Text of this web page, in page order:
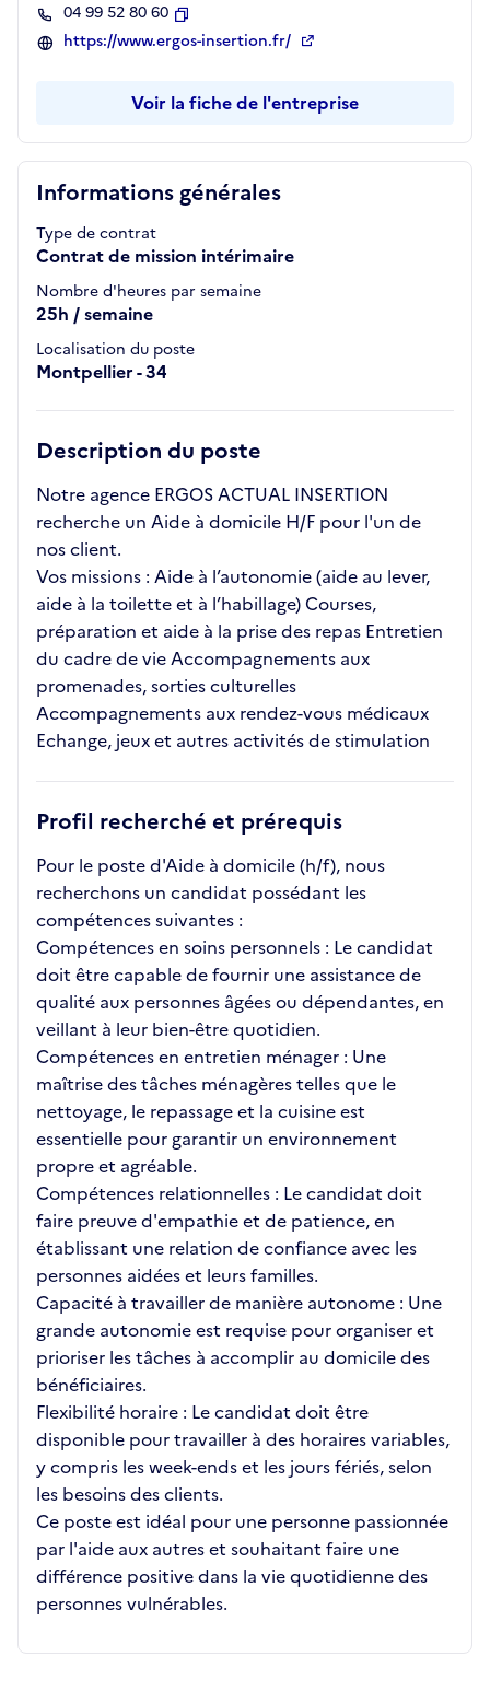
Informations générales
Type de contrat
Contrat de mission intérimaire
Nombre d'heures par semaine
25h / semaine
Localisation du poste
Montpellier - 34
Description du poste
Notre agence ERGOS ACTUAL INSERTION
recherche un Aide à domicile H/F pour l'un de
nos client.
Vos missions : Aide à l’autonomie (aide au lever,
aide à la toilette et à l’habillage) Courses,
préparation et aide à la prise des repas Entretien
du cadre de vie Accompagnements aux
promenades, sorties culturelles
Accompagnements aux rendez-vous médicaux
Echange, jeux et autres activités de stimulation
Profil recherché et prérequis
Pour le poste d'Aide à domicile (h/f), nous
recherchons un candidat possédant les
compétences suivantes :
Compétences en soins personnels : Le candidat
doit être capable de fournir une assistance de
qualité aux personnes âgées ou dépendantes, en
veillant à leur bien-être quotidien.
Compétences en entretien ménager : Une
maîtrise des tâches ménagères telles que le
nettoyage, le repassage et la cuisine est
essentielle pour garantir un environnement
propre et agréable.
Compétences relationnelles : Le candidat doit
faire preuve d'empathie et de patience, en
établissant une relation de confiance avec les
personnes aidées et leurs familles.
Capacité à travailler de manière autonome : Une
grande autonomie est requise pour organiser et
prioriser les tâches à accomplir au domicile des
bénéficiaires.
Flexibilité horaire : Le candidat doit être
disponible pour travailler à des horaires variables,
y compris les week-ends et les jours fériés, selon
les besoins des clients.
Ce poste est idéal pour une personne passionnée
par l'aide aux autres et souhaitant faire une
différence positive dans la vie quotidienne des
personnes vulnérables.
04 99 52 80 60
Copier
https://www.ergos-insertion.fr/
Voir la fiche de l'entreprise